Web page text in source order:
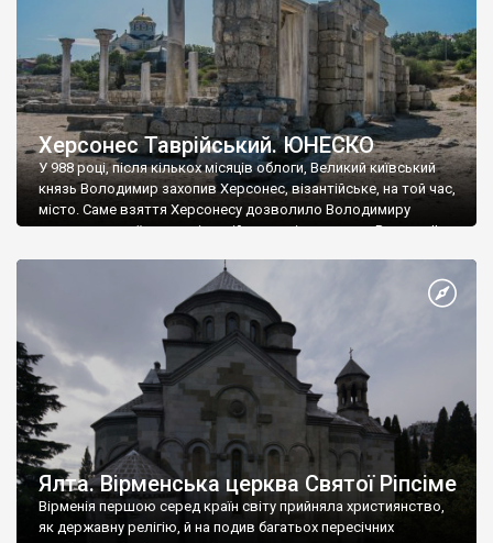
Херсонес Таврійський. ЮНЕСКО
У 988 році, після кількох місяців облоги, Великий київський
князь Володимир захопив Херсонес, візантійське, на той час,
місто. Саме взяття Херсонесу дозволило Володимиру
диктувати свої умови візантійському імператору Василю ІІ, та
Херсонесі Володимир-язичник, став Василем-християнином.
А потім було Хрещення Русі. На честь Херсонесу Таврійського
Ялта. Вірменська церква Святої Ріпсіме
Вірменія першою серед країн світу прийняла християнство,
як державну релігію, й на подив багатьох пересічних